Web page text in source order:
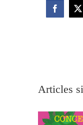
Facebook
X
Articles